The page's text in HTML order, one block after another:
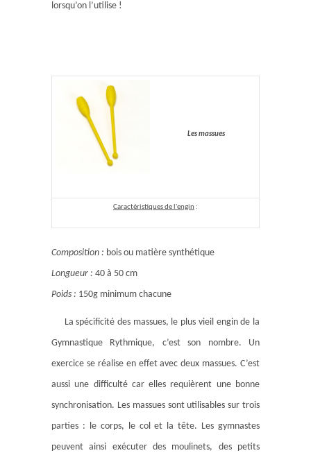
lorsqu’on l’utilise !
Les massues
Caractéristiques de l'engin :
Composition : bois ou matière synthétique
Longueur : 40 à 50 cm
Poids : 150g minimum chacune
La spécificité des massues, le plus vieil engin de la
Gymnastique Rythmique, c’est son nombre. Un
exercice se réalise en effet avec deux massues. C’est
aussi une difficulté car elles requièrent une bonne
synchronisation. Les massues sont utilisables sur trois
parties : le corps, le col et la tête. Les gymnastes
peuvent ainsi exécuter des moulinets, des petits